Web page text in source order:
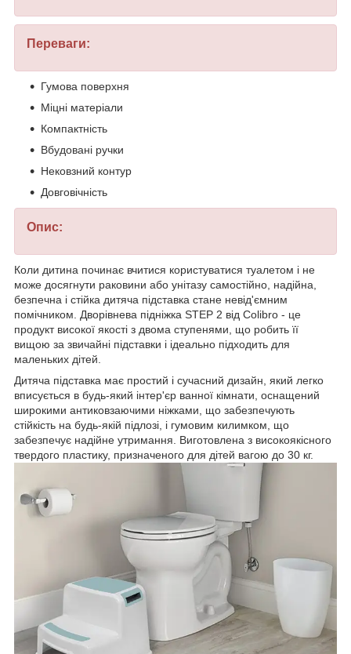
Переваги:
Гумова поверхня
Міцні матеріали
Компактність
Вбудовані ручки
Нековзний контур
Довговічність
Опис:
Коли дитина починає вчитися користуватися туалетом і не
може досягнути раковини або унітазу самостійно, надійна,
безпечна і стійка дитяча підставка стане невід'ємним
помічником. Дворівнева підніжка STEP 2 від Colibro - це
продукт високої якості з двома ступенями, що робить її
вищою за звичайні підставки і ідеально підходить для
маленьких дітей.
Дитяча підставка має простий і сучасний дизайн, який легко
вписується в будь-який інтер'єр ванної кімнати, оснащений
широкими антиковзаючими ніжками, що забезпечують
стійкість на будь-якій підлозі, і гумовим килимком, що
забезпечує надійне утримання. Виготовлена з високоякісного
твердого пластику, призначеного для дітей вагою до 30 кг.